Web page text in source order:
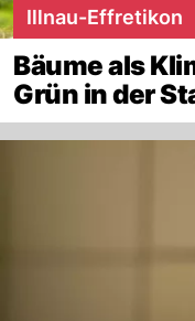
Illnau-Effretikon
Bäume als
Grün in der